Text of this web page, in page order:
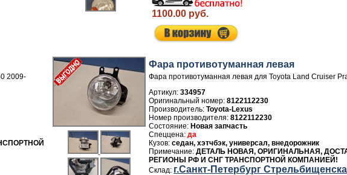
1100.00 руб.
2009-
Фара противотуманная левая
Фара противотуманная левая для Toyota Land Cruiser
Артикул: 334957
8122112230
Производитель: Toyota-Lexus
Номер производителя: 8122112230
Новая запчасть
да
седан, хэтчбэк, универсал, внедорожник
ДЕТАЛЬ НОВАЯ, ОРИГИНАЛЬНАЯ,
РЕГИОНЫ РФ И СНГ ТРАНСПОРТНОЙ КОМПАНИЕЙ!
г.Санкт-Петербург